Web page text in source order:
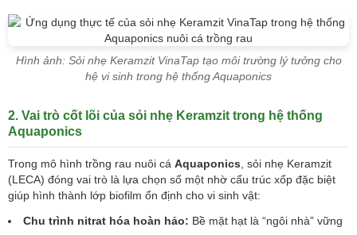
Hình ảnh: Sỏi nhẹ Keramzit VinaTap tạo môi trường lý tưởng cho
hệ vi sinh trong hệ thống Aquaponics
2. Vai trò cốt lõi của sỏi nhẹ Keramzit trong hệ thống
Aquaponics
Trong mô hình trồng rau nuôi cá Aquaponics , sỏi nhẹ Keramzit
(LECA) đóng vai trò là lựa chọn số một nhờ cấu trúc xốp đặc biệt
giúp hình thành lớp biofilm ổn định cho vi sinh vật:
Chu trình nitrat hóa hoàn hảo: Bề mặt hạt là “ngôi nhà” vững